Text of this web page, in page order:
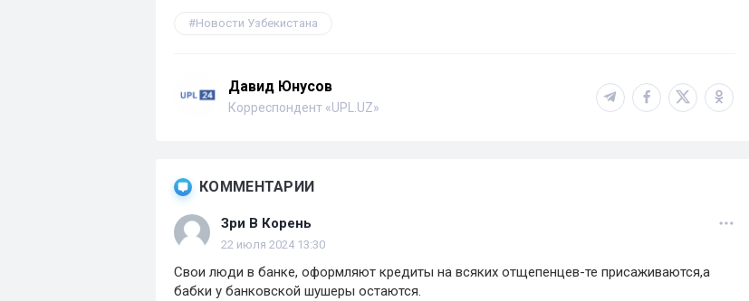
Новости Узбекистана
Давид Юнусов
Корреспондент «UPL.UZ»
КОММЕНТАРИИ
Зри В Корень
22 июля 2024 13:30
Свои люди в банке, оформляют кредиты на всяких отщепенцев-те присаживаются,а
бабки у банковской шушеры остаются.